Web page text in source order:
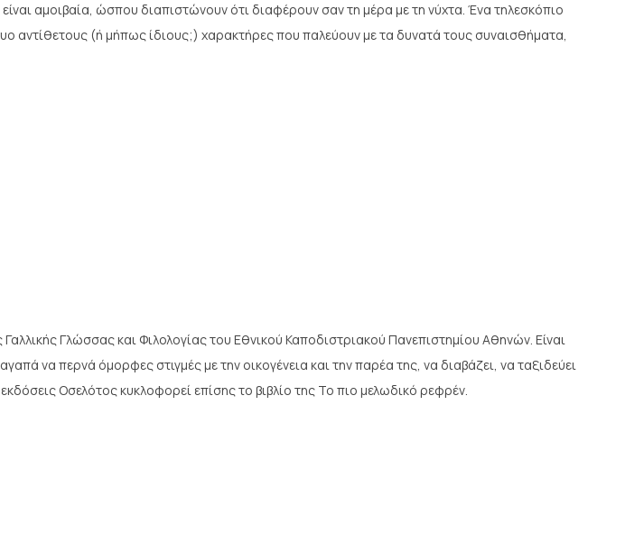
αμοιβαία, ώσπου διαπιστώνουν ότι διαφέρουν σαν τη μέρα με τη νύχτα. Ένα τηλεσκόπιο
αντίθετους (ή μήπως ίδιους;) χαρακτήρες που παλεύουν με τα δυνατά τους συναισθήματα,
Γλώσσας και Φιλολογίας του Εθνικού Καποδιστριακού Πανεπιστημίου Αθηνών. Είναι
να περνά όμορφες στιγμές με την οικογένεια και την παρέα της, να διαβάζει, να ταξιδεύει
Οσελότος κυκλοφορεί επίσης το βιβλίο της Το πιο μελωδικό ρεφρέν.